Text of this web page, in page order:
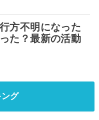
方不明になった
た？最新の活動
グ